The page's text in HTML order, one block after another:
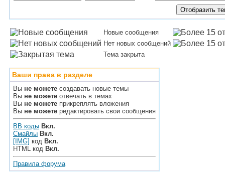
Новые сообщения
Нет новых сообщений
Тема закрыта
Ваши права в разделе
Вы не можете создавать новые темы
Вы не можете отвечать в темах
Вы не можете прикреплять вложения
Вы не можете редактировать свои сообщения
BB коды Вкл.
Смайлы Вкл.
[IMG] код Вкл.
HTML код Вкл.
Правила форума